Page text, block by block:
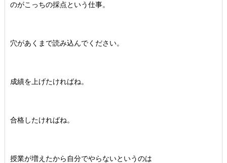
のがこっちの採点という仕事。
穴があくまで読み込んでください。
成績を上げたければね。
合格したければね。
授業が増えたから自分でやらないというのは